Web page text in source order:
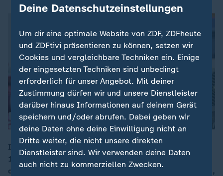
00:16
In Deutschland wurden im ersten Quartal rund
189.000 neue Betriebe und Kleingewerbe gegründet,
das sind rund 10 Prozent mehr als im Vorjahreszeitrum,
Deine Datenschutzeinstellungen
Um dir eine optimale Website von ZDF, ZDFheute
und ZDFtivi präsentieren zu können, setzen wir
Cookies und vergleichbare Techniken ein. Einige
der eingesetzten Techniken sind unbedingt
erforderlich für unser Angebot. Mit deiner
Zustimmung dürfen wir und unsere Dienstleister
darüber hinaus Informationen auf deinem Gerät
speichern und/oder abrufen. Dabei geben wir
deine Daten ohne deine Einwilligung nicht an
Dritte weiter, die nicht unsere direkten
Dienstleister sind. Wir verwenden deine Daten
auch nicht zu kommerziellen Zwecken.